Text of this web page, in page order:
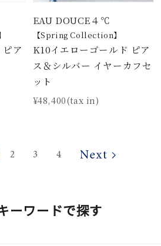
ア
EAU DOUCE４℃
【Spring Collection】
K10イエローゴールド ピア
ス＆シルバー イヤーカフセ
ット
¥48,400(tax in)
2 3 4
ーワードで探す